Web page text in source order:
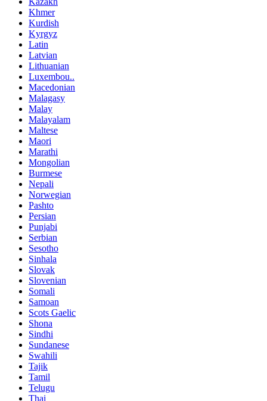
Khmer
Kurdish
Kyrgyz
Latin
Latvian
Lithuanian
Luxembou..
Macedonian
Malagasy
Malay
Malayalam
Maltese
Maori
Marathi
Mongolian
Burmese
Nepali
Norwegian
Pashto
Persian
Punjabi
Serbian
Sesotho
Sinhala
Slovak
Slovenian
Somali
Samoan
Scots Gaelic
Shona
Sindhi
Sundanese
Swahili
Tajik
Tamil
Telugu
Thai